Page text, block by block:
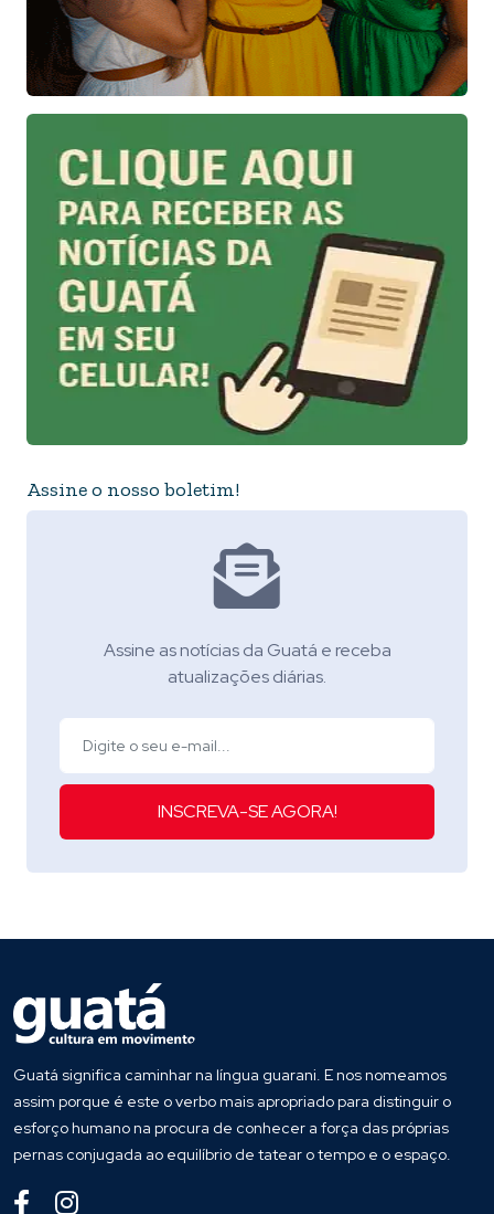
Assine o nosso boletim!
Assine as notícias da Guatá e receba
atualizações diárias.
INSCREVA-SE AGORA!
Guatá significa caminhar na língua guarani. E nos nomeamos
assim porque é este o verbo mais apropriado para distinguir o
esforço humano na procura de conhecer a força das próprias
pernas conjugada ao equilíbrio de tatear o tempo e o espaço.